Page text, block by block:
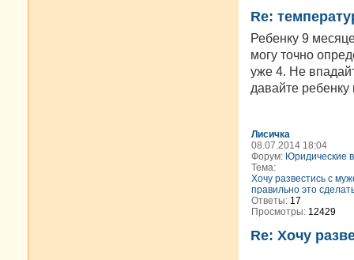
Re:
Ребенку 9
могу точно
уже 4. Не
давайте
Лисичка
08.07.2014 18:04
Форум: Юридические
Тема:
Хочу развестись с
правильно это
Ответы: 17
Просмотры: 12429
Re: Хочу